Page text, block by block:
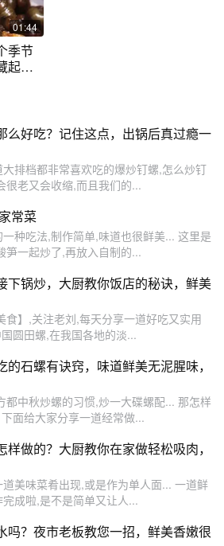
01:44
季节
起来
么好吃？记住这点，出锅后真过瘾一
排档都非常喜欢吃的爆炒钉螺,怎么炒钉
很老又会收缩,而且我们的...
常菜
种吃法,制作简单,味道也很鲜美... 这里是
笋一起炒了,再放入自制的...
下锅炒，大厨教你饭店的秘诀，鲜美
食】,关注老刘,每天分享一道好吃又实用
圆田螺,在我国各地的淡...
石螺有诀窍，味道鲜美无泥腥味，
都中秋炒螺的习惯,炒一大碟螺配... 那怎样
面给大家分享一道经常做...
做的？大厨教你在家做轻松吸肉，
美味菜肴出现,或是作为单人面... 一道鲜
成啦,是不是简单又让人...
吗？夜市老板教您一招，鲜美香嫩很